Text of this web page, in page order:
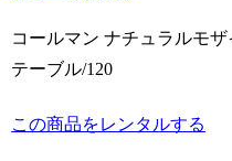
コールマン ナチュラルモ
テーブル/120
この商品をレンタルする